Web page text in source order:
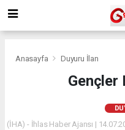
Anasayfa Duyuru İlan
Gençler
(İHA) - İhlas Haber Ajansı |